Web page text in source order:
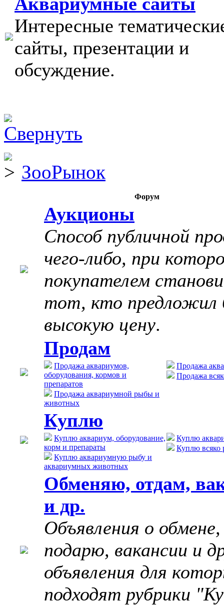
Интересные
сайты, презентации и
обсуждение.
ЗооРынок
Форум
Аукционы
Способ публичной
чего-либо, при
покупателем
тот, кто предложил
высокую цену.
Продам
Продажа аквариумов,
оборудования, кормов и
препаратов
Продажа аквариумной рыбы и
животных
Продажа
Продажа
Куплю
Куплю аквариум, оборудование,
корм и препараты
Куплю аквариумную рыбу и
аквариумных животных
Куплю
Куплю всяко
Обменяю, отдам,
и др.
Объявления о обмене,
подарю, вакансии и
объявления для
подходят рубрики